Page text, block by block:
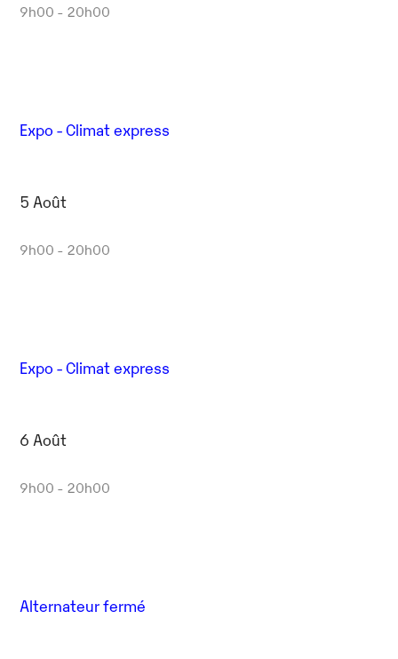
9h00 - 20h00
Expo - Climat express
5 Août
9h00 - 20h00
Expo - Climat express
6 Août
9h00 - 20h00
Alternateur fermé